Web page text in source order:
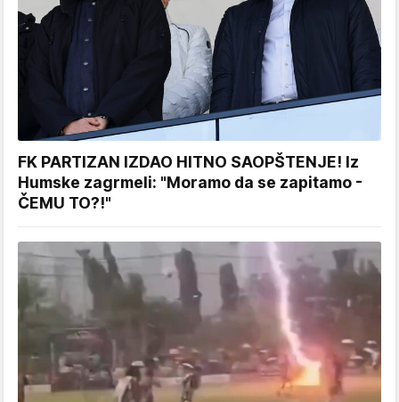
FK PARTIZAN IZDAO HITNO SAOPŠTENJE! Iz
Humske zagrmeli: "Moramo da se zapitamo -
ČEMU TO?!"